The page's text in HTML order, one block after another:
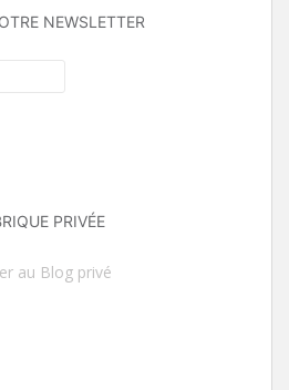
NEWSLETTER
PRIVÉE
au Blog privé